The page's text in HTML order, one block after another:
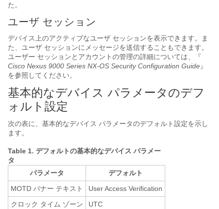
た。
ユーザ セッション
デバイス上のアクティブなユーザ セッションを表示できます。ま
た、ユーザ セッションにメッセージを送信することもできます。
ユーザー セッションとアカウントの管理の詳細については、『
Cisco Nexus 9000 Series NX-OS Security Configuration Guide』
を参照してください。
基本的なデバイス パラメータのデフ
ォルト設定
次の表に、基本的なデバイス パラメータのデフォルト設定を示し
ます。
Table 1. デフォルトの基本的なデバイス パラメー
タ
パラメータ
デフォルト
MOTD バナー テキスト
User Access Verification
クロック タイム ゾーン
UTC